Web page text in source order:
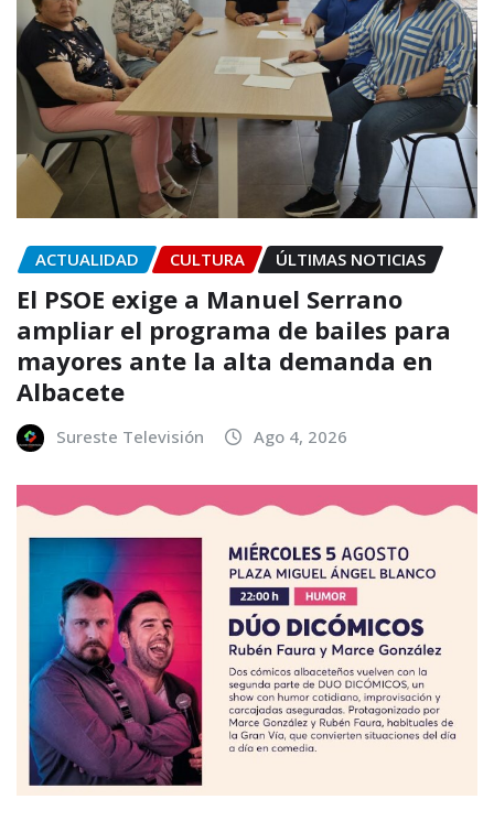
ACTUALIDAD CULTURA ÚLTIMAS NOTICIAS
El PSOE exige a Manuel Serrano
ampliar el programa de bailes para
mayores ante la alta demanda en
Albacete
Sureste Televisión Ago 4, 2026